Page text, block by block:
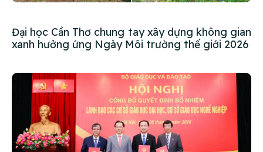
Đại học Cần Thơ chung tay xây dựng không gian
xanh hưởng ứng Ngày Môi trường thế giới 2026